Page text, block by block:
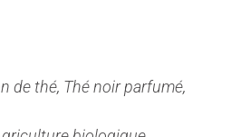
de thé, Thé noir parfumé,